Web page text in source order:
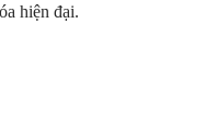
hiện đại.